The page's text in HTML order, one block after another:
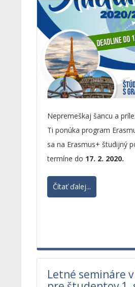
Nepremeškaj šancu a
Ti ponúka program
sa na Erasmus+ študijný
termíne do 17. 2. 2020.
Čítať ďalej...
Letné semináre v